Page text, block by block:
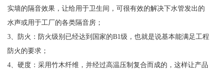
实墙的隔音效果，让给用于卫生间，可很有效的解决下水管发出的
水声或用于工厂的各类隔音房；
3、防火：防火级别已经达到国家的B1级，也就是说基本能满足工程
防火的要求；
4、硬度：采用竹木纤维，并经过高温压制复合而成的，这样让产品